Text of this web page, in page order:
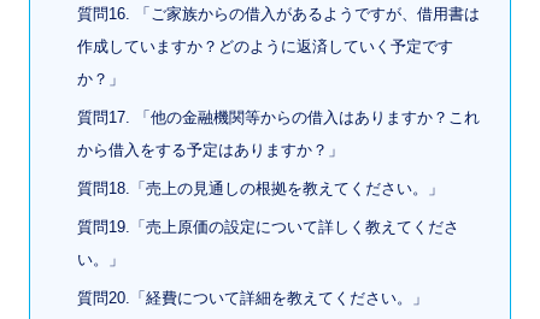
質問16. 「ご家族からの借入があるようですが、借用書は
作成していますか？どのように返済していく予定です
か？」
質問17. 「他の金融機関等からの借入はありますか？これ
から借入をする予定はありますか？」
質問18.「売上の見通しの根拠を教えてください。」
質問19.「売上原価の設定について詳しく教えてくださ
い。」
質問20.「経費について詳細を教えてください。」